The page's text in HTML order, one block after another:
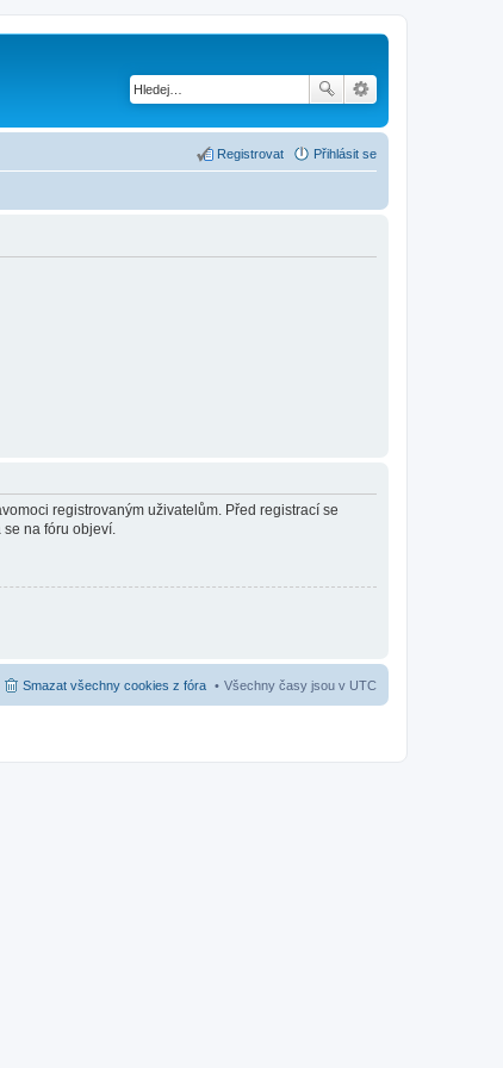
Přihlásit se
Registrovat
registrovaným uživatelům. Před registrací se
na fóru objeví.
Všechny časy jsou v UTC
Smazat všechny cookies z fóra